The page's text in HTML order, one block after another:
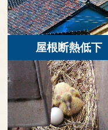
屋根断熱低下